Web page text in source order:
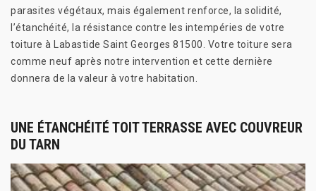
parasites végétaux, mais également renforce, la solidité,
l’étanchéité, la résistance contre les intempéries de votre
toiture à Labastide Saint Georges 81500. Votre toiture sera
comme neuf après notre intervention et cette dernière
donnera de la valeur à votre habitation.
UNE ÉTANCHÉITÉ TOIT TERRASSE AVEC COUVREUR
DU TARN